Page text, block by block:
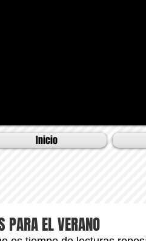
Inicio
PARA EL VERANO